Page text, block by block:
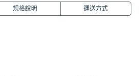
規格說明 運送方式